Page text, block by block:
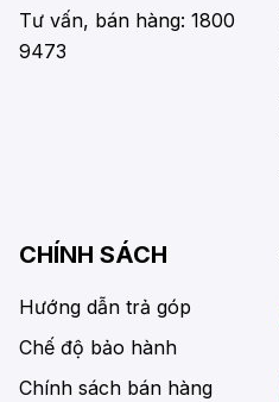
Tư vấn, bán hàng: 1800
9473
CHÍNH SÁCH
Hướng dẫn trả góp
Chế độ bảo hành
Chính sách bán hàng